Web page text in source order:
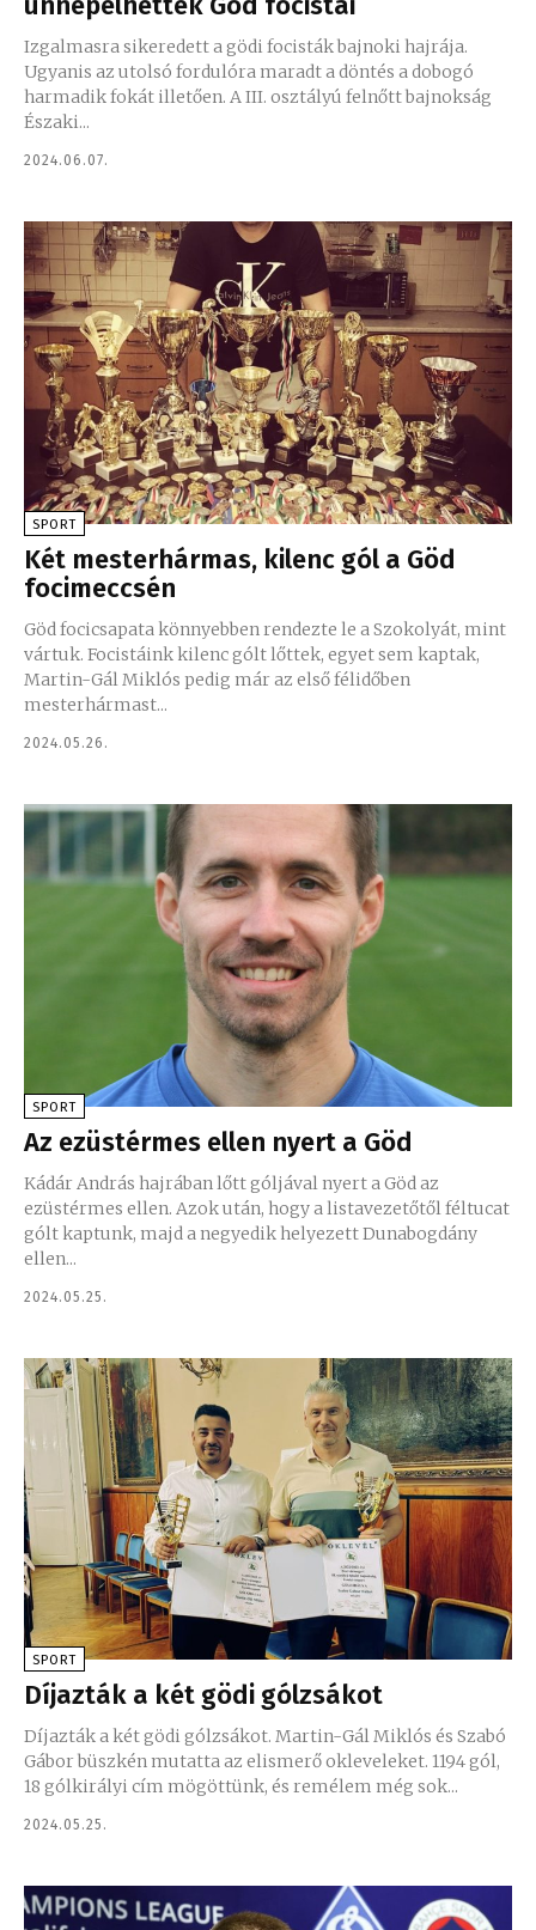
Izgalmasra sikeredett a gödi focisták bajnoki hajrája.
Ugyanis az utolsó fordulóra maradt a döntés a dobogó
harmadik fokát illetően. A III. osztályú felnőtt bajnokság
Északi...
2024.06.07.
SPORT
Két mesterhármas, kilenc gól a Göd
focimeccsén
Göd focicsapata könnyebben rendezte le a Szokolyát, mint
vártuk. Focistáink kilenc gólt lőttek, egyet sem kaptak,
Martin-Gál Miklós pedig már az első félidőben
mesterhármast...
2024.05.26.
SPORT
Az ezüstérmes ellen nyert a Göd
Kádár András hajrában lőtt góljával nyert a Göd az
ezüstérmes ellen. Azok után, hogy a listavezetőtől féltucat
gólt kaptunk, majd a negyedik helyezett Dunabogdány
ellen...
2024.05.25.
SPORT
Díjazták a két gödi gólzsákot
Díjazták a két gödi gólzsákot. Martin-Gál Miklós és Szabó
Gábor büszkén mutatta az elismerő okleveleket. 1194 gól,
18 gólkirályi cím mögöttünk, és remélem még sok...
2024.05.25.